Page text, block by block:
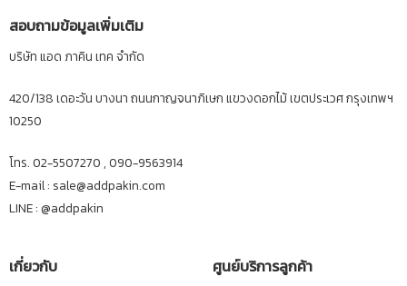
สอบถามข้อมูลเพิ่มเติม
บริษัท แอด ภาคิน เทค จำกัด
420/138 เดอะวัน บางนา ถนนกาญจนาภิเษก แขวงดอกไม้ เขตประเวศ กรุงเทพฯ
10250
โทร. 02-5507270 , 090-9563914
E-mail : sale@addpakin.com
LINE : @addpakin
เกี่ยวกับ ศูนย์บริการลูกค้า